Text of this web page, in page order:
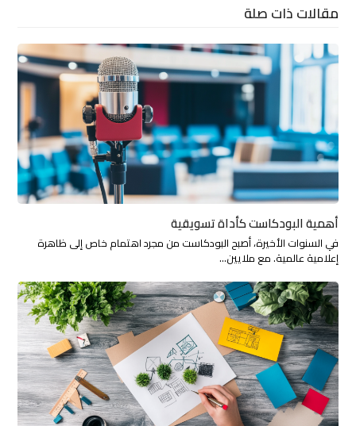
مقالات ذات صلة
أهمية البودكاست كأداة تسويقية
في السنوات الأخيرة، أصبح البودكاست من مجرد اهتمام خاص إلى ظاهرة
إعلامية عالمية. مع ملايين…